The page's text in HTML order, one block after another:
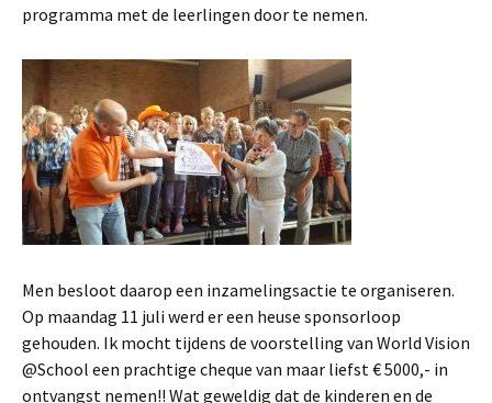
programma met de leerlingen door te nemen.
Men besloot daarop een inzamelingsactie te organiseren.
Op maandag 11 juli werd er een heuse sponsorloop
gehouden. Ik mocht tijdens de voorstelling van World Vision
@School een prachtige cheque van maar liefst € 5000,- in
ontvangst nemen!! Wat geweldig dat de kinderen en de